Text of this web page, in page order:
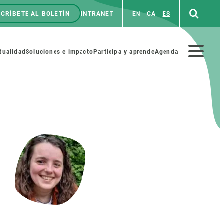
AL BOLETÍN INTRANET EN CA ES
Soluciones e impacto Participa y aprendeAgenda
Recursos Humanos
académicas